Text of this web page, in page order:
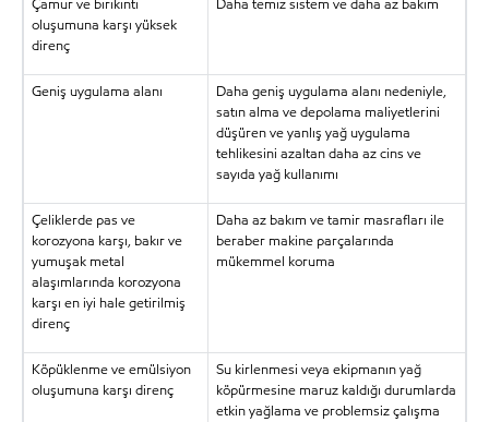
Çamur ve birikinti
oluşumuna karşı yüksek
direnç
Daha temiz sistem ve daha az bakım
Geniş uygulama alanı
Daha geniş uygulama alanı nedeniyle,
satın alma ve depolama maliyetlerini
düşüren ve yanlış yağ uygulama
tehlikesini azaltan daha az cins ve
sayıda yağ kullanımı
Çeliklerde pas ve
korozyona karşı, bakır ve
yumuşak metal
alaşımlarında korozyona
karşı en iyi hale getirilmiş
direnç
Daha az bakım ve tamir masrafları ile
beraber makine parçalarında
mükemmel koruma
Köpüklenme ve emülsiyon
oluşumuna karşı direnç
Su kirlenmesi veya ekipmanın yağ
köpürmesine maruz kaldığı durumlarda
etkin yağlama ve problemsiz çalışma